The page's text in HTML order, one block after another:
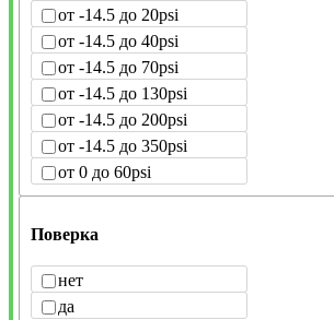
от -14.5 до 20psi
от -14.5 до 40psi
от -14.5 до 70psi
от -14.5 до 130psi
от -14.5 до 200psi
от -14.5 до 350psi
от 0 до 60psi
Поверка
нет
да